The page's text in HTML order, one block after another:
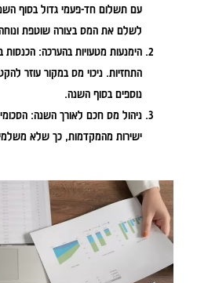
עם תשלום חד-פעמי גדול בסוף
לשלם את המס בצורה שוטפת
הימנעות מטעויות בהערכה: הכנסות
התחזיות. ניכוי מס במקור עוזר
נוספים בסוף השנה.
ניהול מס חכם לאורך השנה:
ישירות מהמקדמות, כך שלא